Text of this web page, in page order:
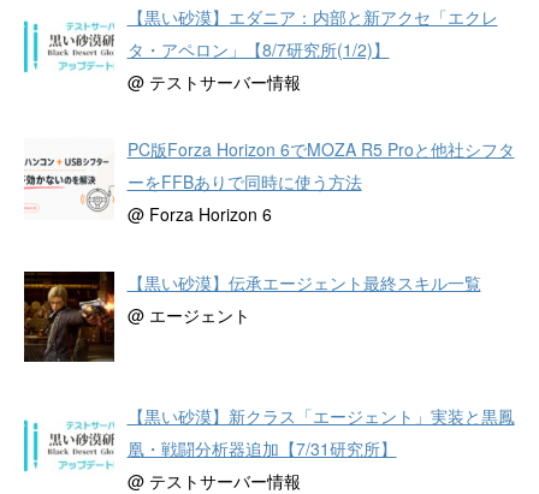
【黒い砂漠】エダニア：内部と新アクセ「エクレ
タ・アペロン」【8/7研究所(1/2)】
@ テストサーバー情報
PC版Forza Horizon 6でMOZA R5 Proと他社シフタ
ーをFFBありで同時に使う方法
@ Forza Horizon 6
【黒い砂漠】伝承エージェント最終スキル一覧
@ エージェント
【黒い砂漠】新クラス「エージェント」実装と黒鳳
凰・戦闘分析器追加【7/31研究所】
@ テストサーバー情報